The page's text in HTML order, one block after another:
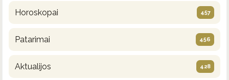
Horoskopai 457
Patarimai 456
Aktualijos 428